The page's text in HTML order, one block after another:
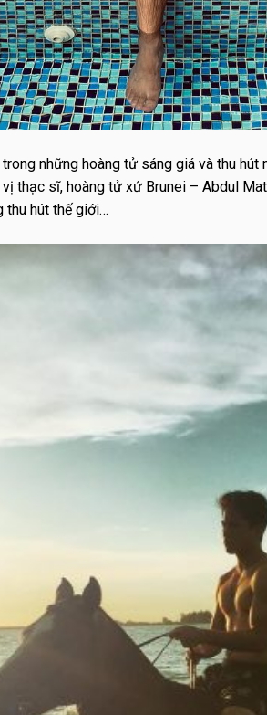
những hoàng tử sáng giá và thu hút
thạc sĩ, hoàng tử xứ Brunei – Abdul
thu hút thế giới…